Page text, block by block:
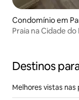
Condomínio em
Praia na Cidade
Destinos
Melhores vistas